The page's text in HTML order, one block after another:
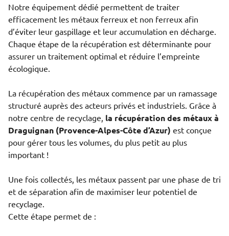
Notre équipement dédié permettent de traiter
efficacement les métaux ferreux et non ferreux afin
d’éviter leur gaspillage et leur accumulation en décharge.
Chaque étape de la récupération est déterminante pour
assurer un traitement optimal et réduire l’empreinte
écologique.
La récupération des métaux commence par un ramassage
structuré auprès des acteurs privés et industriels. Grâce à
notre centre de recyclage, la récupération des métaux à
Draguignan (Provence-Alpes-Côte d’Azur) est conçue
pour gérer tous les volumes, du plus petit au plus
important !
Une fois collectés, les métaux passent par une phase de tri
et de séparation afin de maximiser leur potentiel de
recyclage.
Cette étape permet de :